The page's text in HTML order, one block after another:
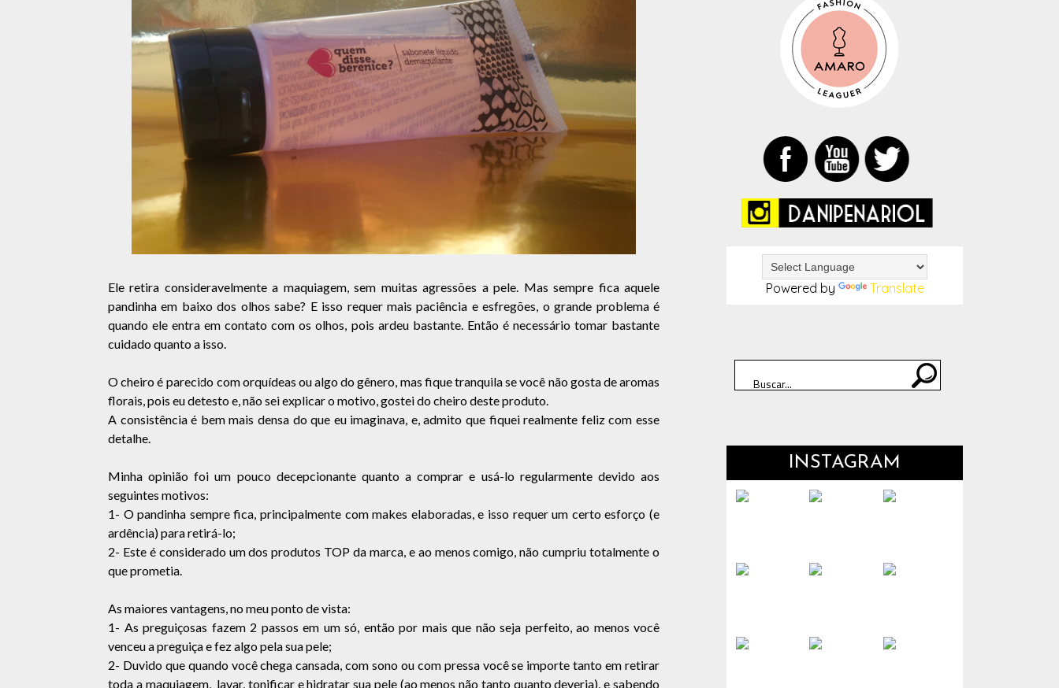
Ele retira consideravelmente a maquiagem, sem muitas agressões a pele. Mas sempre fica aquele
pandinha em baixo dos olhos sabe? E isso requer mais paciência e esfregões, o grande problema é
quando ele entra em contato com os olhos, pois ardeu bastante. Então é necessário tomar bastante
cuidado quanto a isso.
O cheiro é parecido com orquídeas ou algo do gênero, mas fique tranquila se você não gosta de aromas
florais, pois eu detesto e, não sei explicar o motivo, gostei do cheiro deste produto.
A consistência é bem mais densa do que eu imaginava, e, admito que fiquei realmente feliz com esse
detalhe.
Minha opinião foi um pouco decepcionante quanto a comprar e usá-lo regularmente devido aos
seguintes motivos:
1- O pandinha sempre fica, principalmente com makes elaboradas, e isso requer um certo esforço (e
ardência) para retirá-lo;
2- Este é considerado um dos produtos TOP da marca, e ao menos comigo, não cumpriu totalmente o
que prometia.
As maiores vantagens, no meu ponto de vista:
1- As preguiçosas fazem 2 passos em um só, então por mais que não seja perfeito, ao menos você
venceu a preguiça e fez algo pela sua pele;
2- Duvido que quando você chega cansada, com sono ou com pressa você se importe tanto em retirar
toda a maquiagem, lavar, tonificar e hidratar sua pele (ao menos não tanto quanto deveria), e sabendo
Powered by Translate
INSTAGRAM